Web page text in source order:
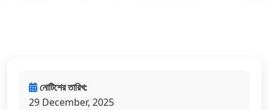
নোটিশের তারিখ:
29 December, 2025